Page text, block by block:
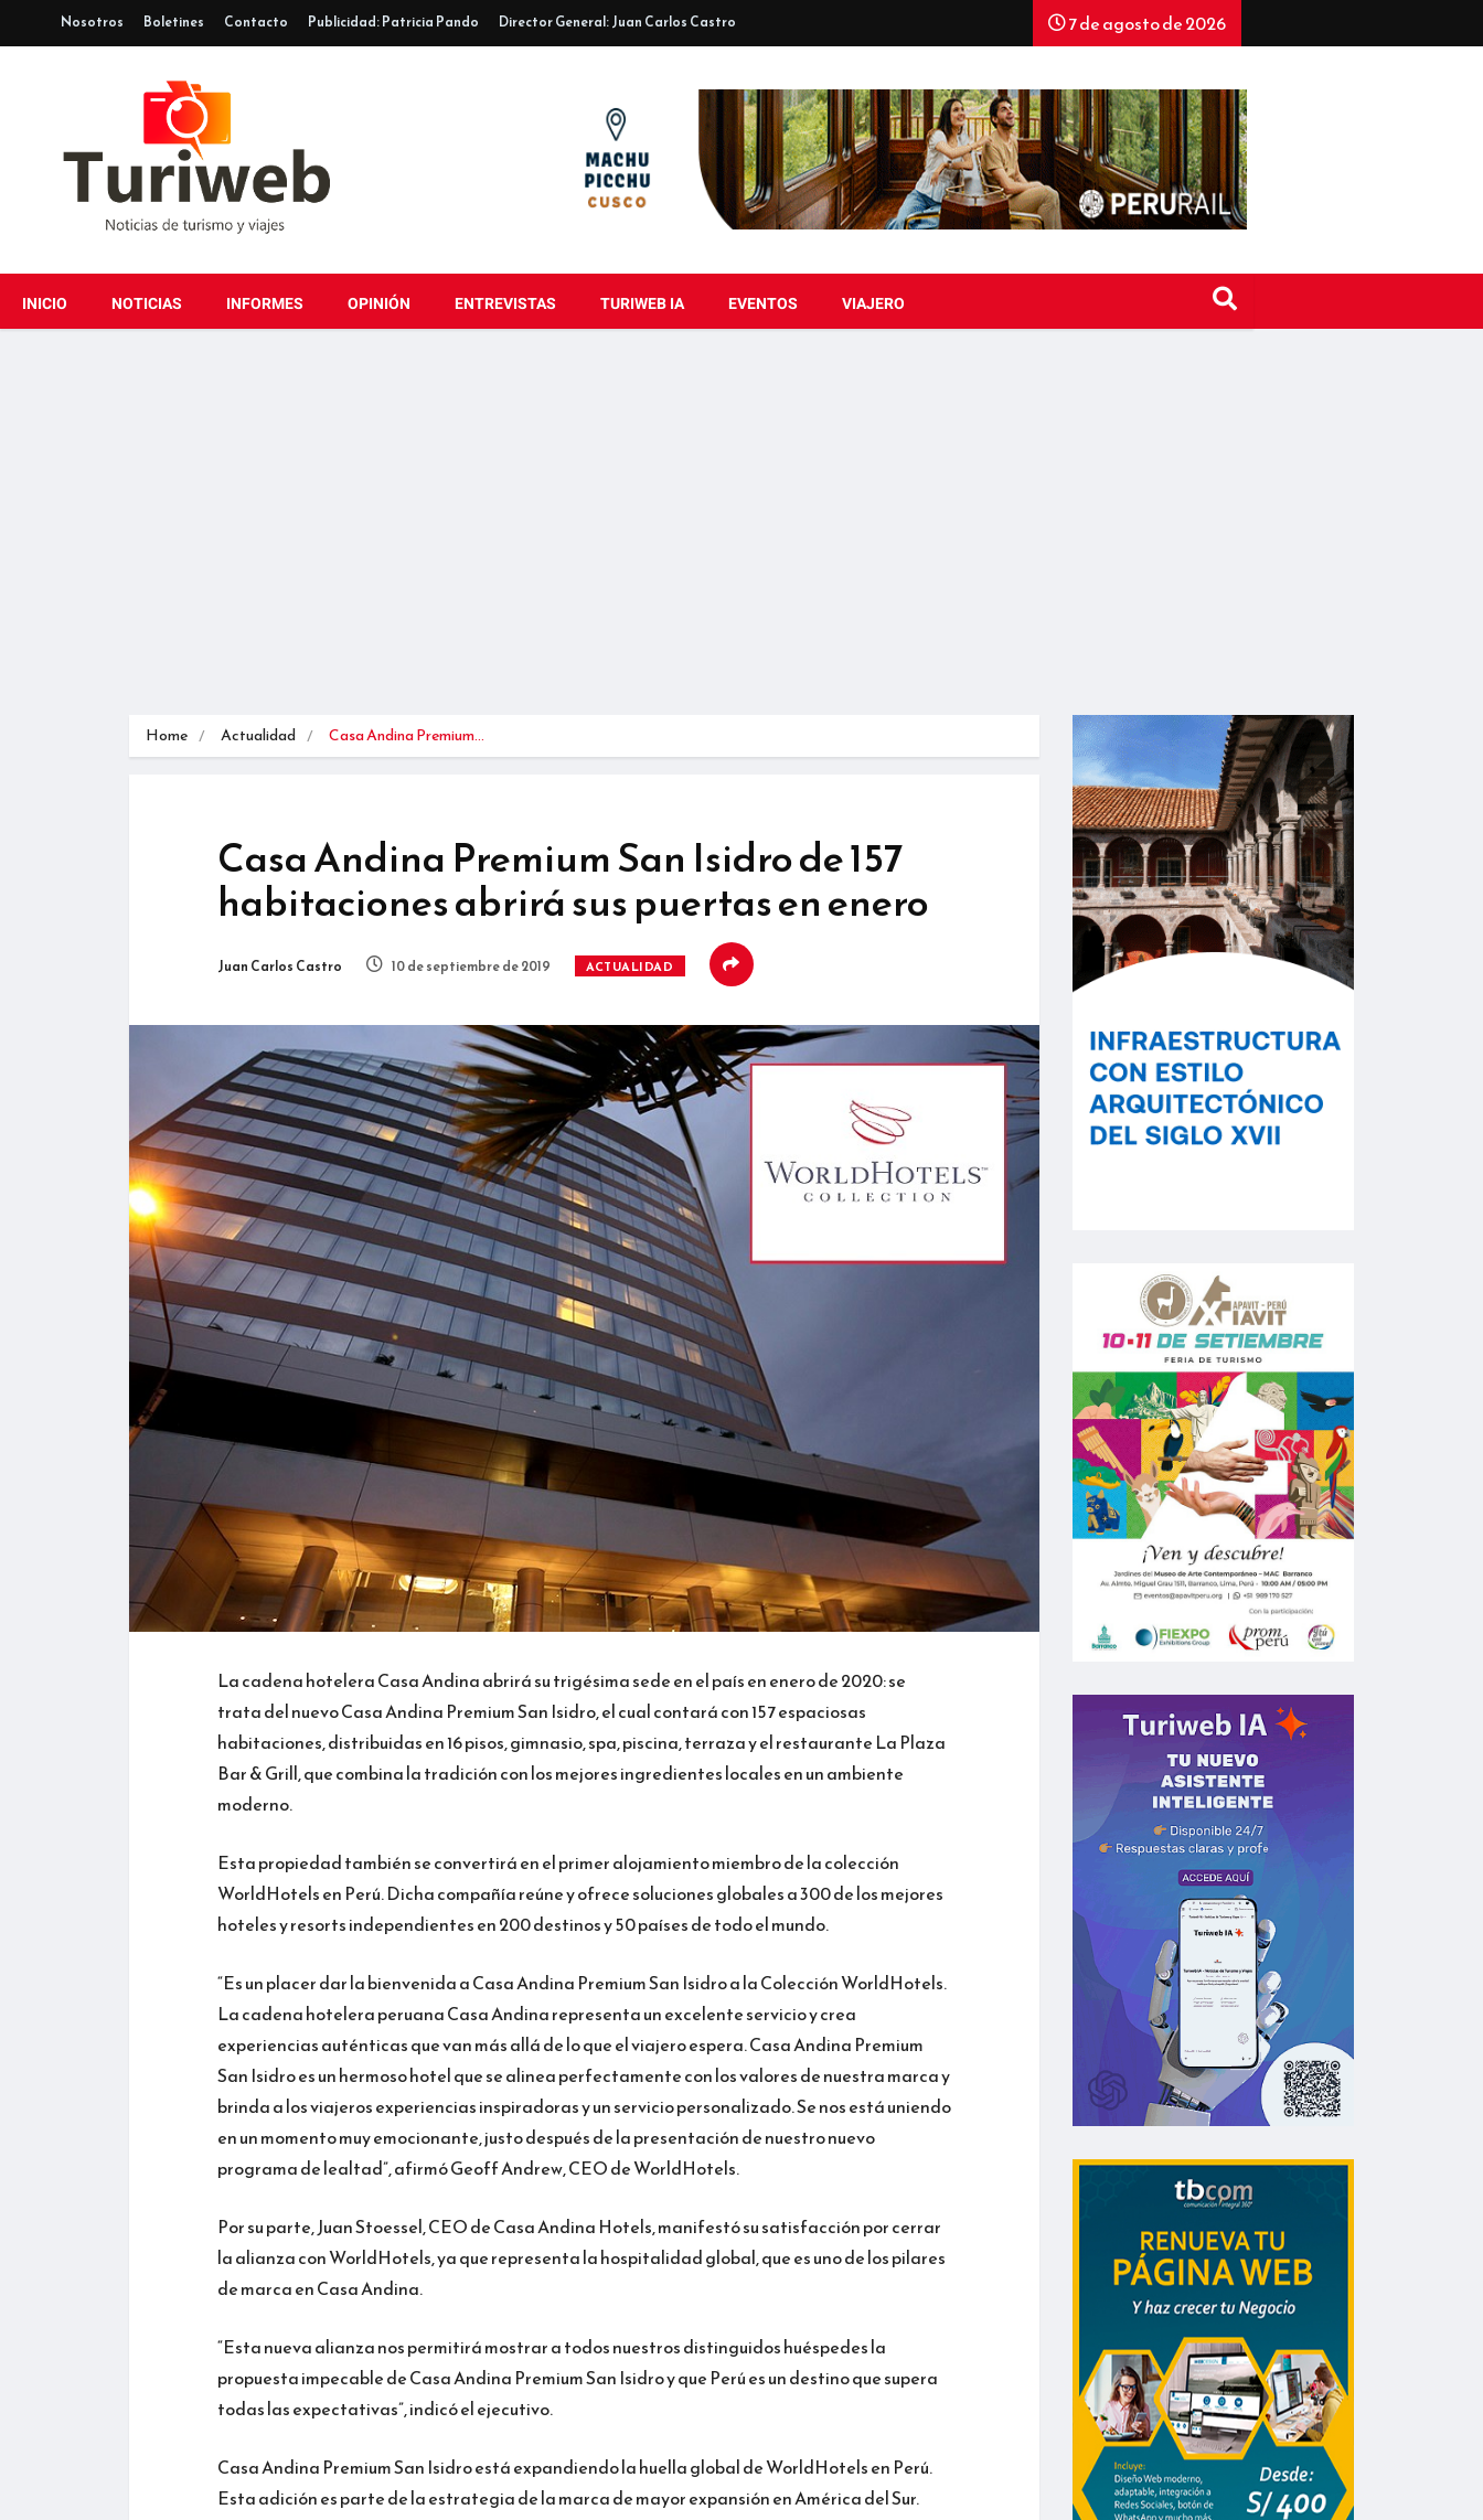
Nosotros Boletines Contacto Publicidad: Patricia Pando Director General: Juan Carlos Castro 7 de agosto de 2026
INICIO NOTICIAS INFORMES OPINIÓN ENTREVISTAS TURIWEB IA EVENTOS VIAJERO
Home Actualidad Casa Andina Premium…
Casa Andina Premium San Isidro de 157
habitaciones abrirá sus puertas en enero
Juan Carlos Castro 10 de septiembre de 2019 ACTUALIDAD
La cadena hotelera Casa Andina abrirá su trigésima sede en el país en enero de 2020: se
trata del nuevo Casa Andina Premium San Isidro, el cual contará con 157 espaciosas
habitaciones, distribuidas en 16 pisos, gimnasio, spa, piscina, terraza y el restaurante La Plaza
Bar & Grill, que combina la tradición con los mejores ingredientes locales en un ambiente
moderno.
Esta propiedad también se convertirá en el primer alojamiento miembro de la colección
WorldHotels en Perú. Dicha compañía reúne y ofrece soluciones globales a 300 de los mejores
hoteles y resorts independientes en 200 destinos y 50 países de todo el mundo.
“Es un placer dar la bienvenida a Casa Andina Premium San Isidro a la Colección WorldHotels.
La cadena hotelera peruana Casa Andina representa un excelente servicio y crea
experiencias auténticas que van más allá de lo que el viajero espera. Casa Andina Premium
San Isidro es un hermoso hotel que se alinea perfectamente con los valores de nuestra marca y
brinda a los viajeros experiencias inspiradoras y un servicio personalizado. Se nos está uniendo
en un momento muy emocionante, justo después de la presentación de nuestro nuevo
programa de lealtad”, afirmó Geoff Andrew, CEO de WorldHotels.
Por su parte, Juan Stoessel, CEO de Casa Andina Hotels, manifestó su satisfacción por cerrar
la alianza con WorldHotels, ya que representa la hospitalidad global, que es uno de los pilares
de marca en Casa Andina.
“Esta nueva alianza nos permitirá mostrar a todos nuestros distinguidos huéspedes la
propuesta impecable de Casa Andina Premium San Isidro y que Perú es un destino que supera
todas las expectativas”, indicó el ejecutivo.
Casa Andina Premium San Isidro está expandiendo la huella global de WorldHotels en Perú.
Esta adición es parte de la estrategia de la marca de mayor expansión en América del Sur.